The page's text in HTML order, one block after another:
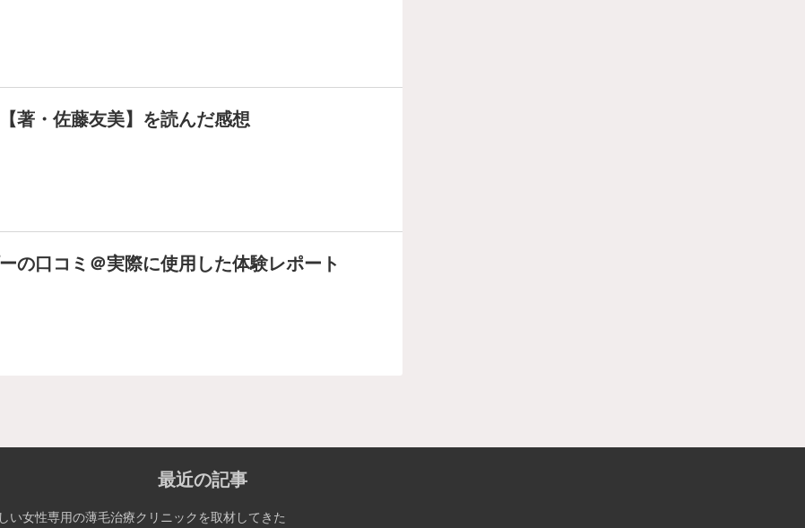
著・佐藤友美】を読んだ感想
の口コミ＠実際に使用した体験レポート
最近の記事
い女性専用の薄毛治療クリニックを取材してきた